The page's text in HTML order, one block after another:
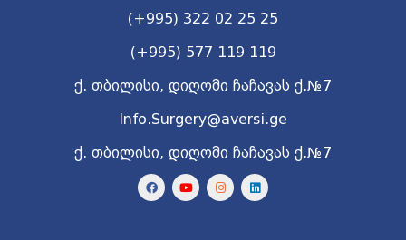
(+995) 322 02 25 25
(+995) 577 119 119
ქ. თბილისი, დიღომი ჩაჩავას ქ.№7
Info.Surgery@aversi.ge
ქ. თბილისი, დიღომი ჩაჩავას ქ.№7